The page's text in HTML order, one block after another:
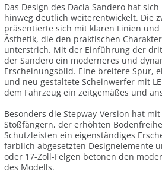
Das Design des Dacia Sandero hat
hinweg deutlich weiterentwickelt. Die
präsentierte sich mit klaren Linien
Ästhetik, die den praktischen
unterstrich. Mit der Einführung der
der Sandero ein moderneres und
Erscheinungsbild. Eine breitere Spur,
und neu gestaltete Scheinwerfer mit
dem Fahrzeug ein zeitgemäßes und
Besonders die Stepway-Version hat
Stoßfängern, der erhöhten
Schutzleisten ein eigenständiges
farblich abgesetzten Designelemente
oder 17-Zoll-Felgen betonen den
des Modells.